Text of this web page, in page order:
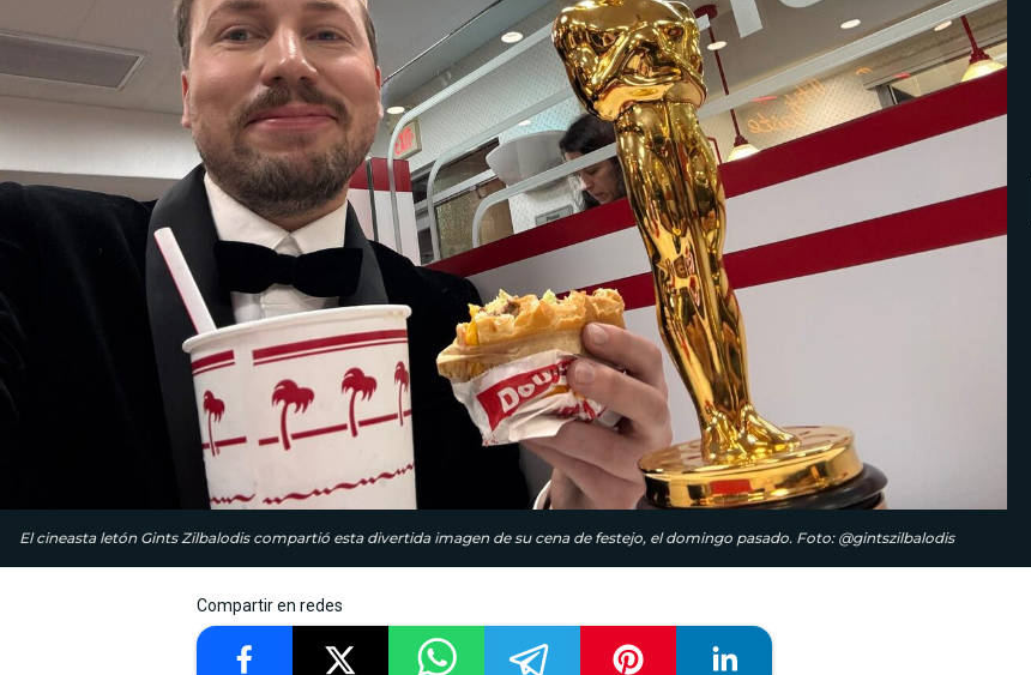
El cineasta letón Gints Zilbalodis compartió esta divertida imagen de su cena de festejo, el domingo pasado. Foto: @gintszilbalodis
Compartir en redes